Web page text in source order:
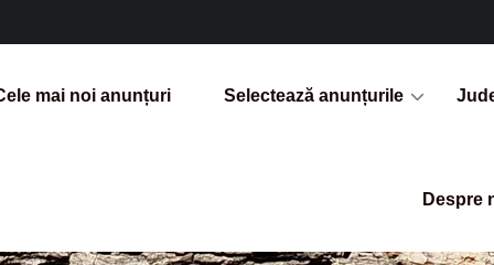
mai noi anunțuri Selectează anunțurile
Despre